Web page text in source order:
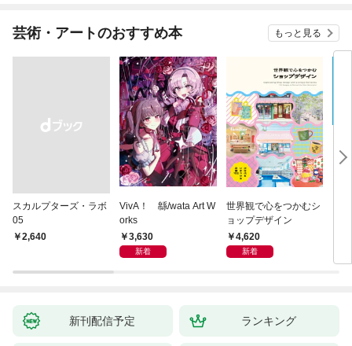
芸術・アートのおすすめ本 もっと見る
スカルプターズ・ラボ
05
￥2,640
VivA！ 緜/wata Art W
orks
3,630
新着
世界観で心をつかむシ
ョップデザイン
4,620
新着
新刊配信予定 ランキング